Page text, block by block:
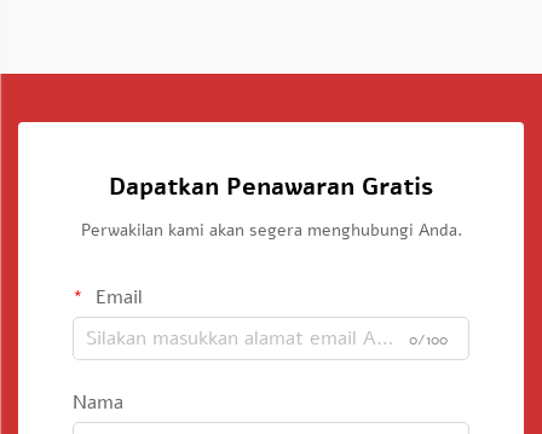
Dapatkan Penawaran Gratis
Perwakilan kami akan segera menghubungi Anda.
Email
0/100
Nama